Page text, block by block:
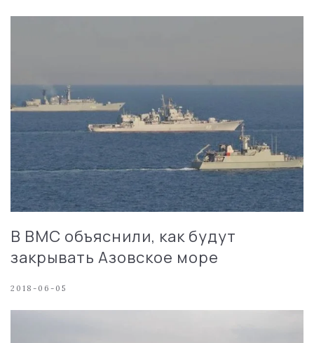
В ВМС объяснили, как будут
закрывать Азовское море
2018-06-05